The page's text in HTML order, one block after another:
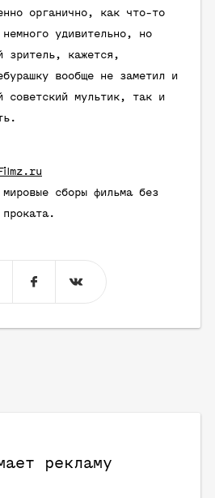
органично, как что-то
удивительно, но
зритель, кажется,
вообще не заметил и
советский мультик, так и
сборы фильма без
рекламу